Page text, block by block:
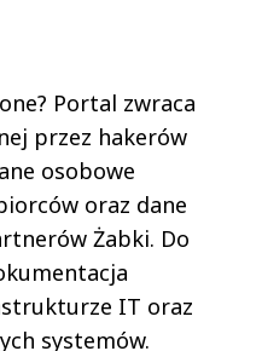
Portal zwraca
przez hakerów
osobowe
oraz dane
Żabki. Do
IT oraz
systemów.